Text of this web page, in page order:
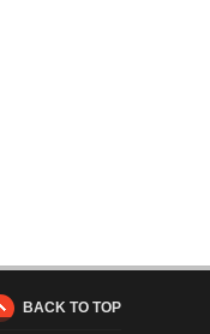
BACK TO TOP